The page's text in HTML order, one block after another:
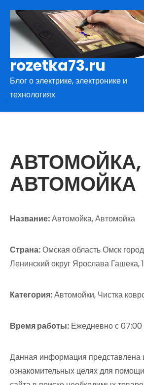
содержимому
rozetka73.ru
Блог о электрике, электронике и
технологиях
АВТОМОЙКА,
АВТОМОЙКА
Название:Автомойка, Автомойка
Страна:Омская область Омск
Ленинский округ Ярослава Гашека,
Категория:Автомойки, Чистка
Время работы: Ежедневно с
Данная информация представлена
ознакомительных целях для